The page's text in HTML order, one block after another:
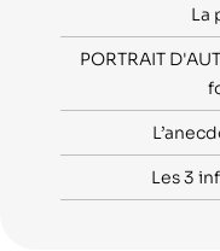
La
PORTRAIT
Les 3